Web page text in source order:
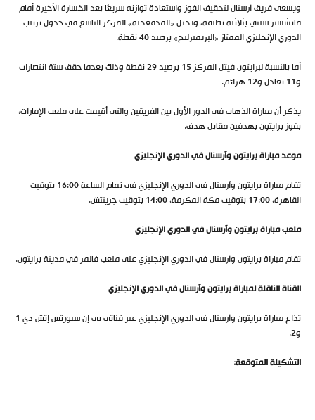
ويسعى فريق آرسنال لتحقيق الفوز واستعادة توازنه سريعًا بعد الخسارة الأخيرة أمام
مانشستر سيتي بثلاثية نظيفة، ويحتل «المدفعجية» المركز التاسع في جدول ترتيب
الدوري الإنجليزي الممتاز «البريميرليج» برصيد 40 نقطة.
أما بالنسبة لبرايتون فيتل المركز 15 برصيد 29 نقطة وذلك بعدما حقق ستة انتصارات
و11 تعادل و12 هزائم.
يذكر أن مباراة الذهاب في الدور الأول بين الفريقين والتي أقيمت على ملعب الإمارات،
بفوز برايتون بهدفين مقابل هدف.
موعد مباراة برايتون وآرسنال في الدوري الإنجليزي
تقام مباراة برايتون وآرسنال في الدوري الإنجليزي في تمام الساعة 16:00 بتوقيت
القاهرة، 17:00 بتوقيت مكة المكرمة، 14:00 بتوقيت جرينتش.
ملعب مباراة برايتون وآرسنال في الدوري الإنجليزي
تقام مباراة برايتون وآرسنال في الدوري الإنجليزي على ملعب فالمر في مدينة برايتون.
القناة الناقلة لمباراة برايتون وآرسنال في الدوري الإنجليزي
تذاع مباراة برايتون وآرسنال في الدوري الإنجليزي عبر قناتي بي إن سبورتس إتش دي 1
و2.
التشكيلة المتوقعة: